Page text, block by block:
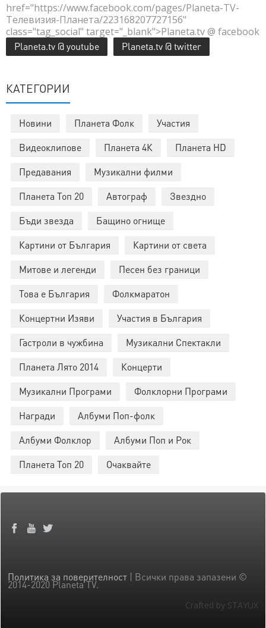
href="https://www.facebook.com/pages/Planeta-TV-
Телевизия-Планета/223168207727156"
class="tag_social" target="_blank">Planeta.tv @ facebook
Planeta.tv @ youtube Planeta.tv @ twitter
КАТЕГОРИИ
Новини Планета Фолк
Участия
Видеоклипове
Планета 4К
Планета HD
Предавания
Музикални филми
Планета Топ 20
Автограф
Звездно
Бъди звезда
Бащино огнище
Картини от България
Картини от света
Митове и легенди
Песен без граници
Това е България
Фолкмаратон
Концертни Изяви
Участия в България
Гастроли в чужбина
Музикални Спектакли
Планета Лято 2014
Концерти
Музикални Програми
Фолклорни Програми
Награди
Албуми Поп-фолк
Албуми Фолклор
Албуми Поп и Рок
Планета Топ 20
Очаквайте
Политика за поверителност | Всички права запазени ©
2014-2020 Planeta TV.
Crafted by STAYUX